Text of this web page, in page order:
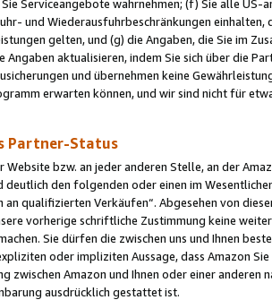
Serviceangebote wahrnehmen; (f) Sie alle
und Wiederausfuhrbeschränkungen
gelten, und (g) die Angaben, die Sie im
Angaben aktualisieren, indem Sie sich über die
und übernehmen keine
erwarten können, und wir sind nicht für
Partner-Status
Website bzw. an jeder anderen Stelle, an der
den folgenden oder einen im
an qualifizierten Verkäufen“. Abgesehen von
vorherige schriftliche Zustimmung keine
Sie dürfen die zwischen uns und Ihnen
oder impliziten Aussage, dass Amazon
zwischen Amazon und Ihnen oder einer
ausdrücklich gestattet ist.